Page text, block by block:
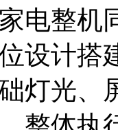
电整机
设计搭
灯光、